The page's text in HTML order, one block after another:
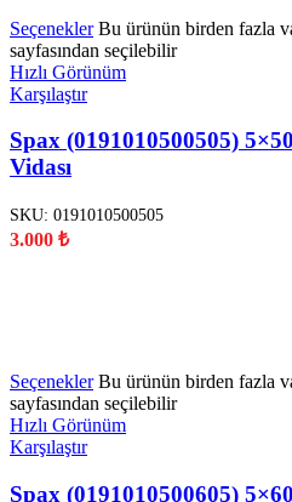
Seçenekler Bu ürünün birden fazla
sayfasından seçilebilir
Hızlı Görünüm
Karşılaştır
Spax (0191010500505)
Vidası
SKU: 0191010500505
3.000 ₺
Seçenekler Bu ürünün birden fazla
sayfasından seçilebilir
Hızlı Görünüm
Karşılaştır
Spax (0191010500605)